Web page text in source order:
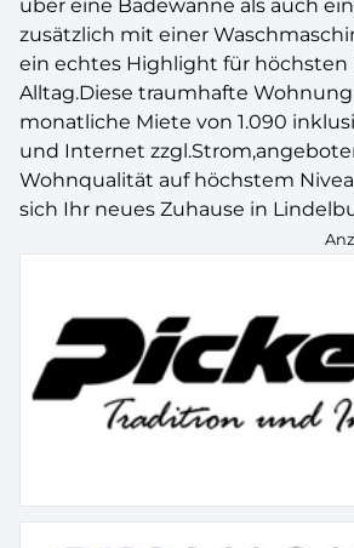
über eine Badewanne als auch
zusätzlich mit einer
ein echtes Highlight für höchsten
Alltag.Diese traumhafte
monatliche Miete von 1.090
und Internet
Wohnqualität auf höchstem
sich Ihr neues Zuhause in